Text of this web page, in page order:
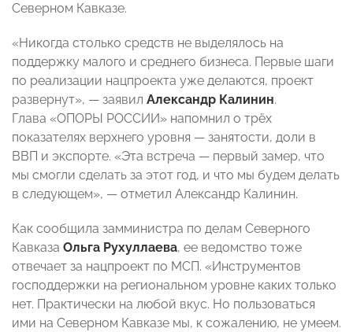
Северном Кавказе.
«Никогда столько средств не выделялось на
поддержку малого и среднего бизнеса. Первые шаги
по реализации нацпроекта уже делаются, проект
развернут», — заявил Александр Калинин.
Глава «ОПОРЫ РОССИИ» напомнил о трёх
показателях верхнего уровня — занятости, доли в
ВВП и экспорте. «Эта встреча — первый замер, что
мы смогли сделать за этот год, и что мы будем делать
в следующем», — отметил Александр Калинин.
Как сообщила замминистра по делам Северного
Кавказа Ольга Рухуллаева, ее ведомство тоже
отвечает за нацпроект по МСП. «Инструментов
господдержки на региональном уровне каких только
нет. Практически на любой вкус. Но пользоваться
ими на Северном Кавказе мы, к сожалению, не умеем.